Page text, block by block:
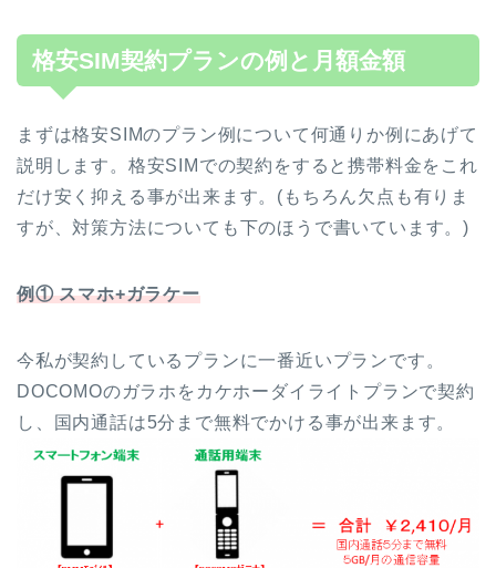
格安SIM契約プランの例と月額金額
まずは格安SIMのプラン例について何通りか例にあげて
説明します。格安SIMでの契約をすると携帯料金をこれ
だけ安く抑える事が出来ます。(もちろん欠点も有りま
すが、対策方法についても下のほうで書いています。)
例① スマホ+ガラケー
今私が契約しているプランに一番近いプランです。
DOCOMOのガラホをカケホーダイライトプランで契約
し、国内通話は5分まで無料でかける事が出来ます。